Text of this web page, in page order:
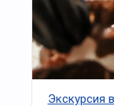
Экскурсия